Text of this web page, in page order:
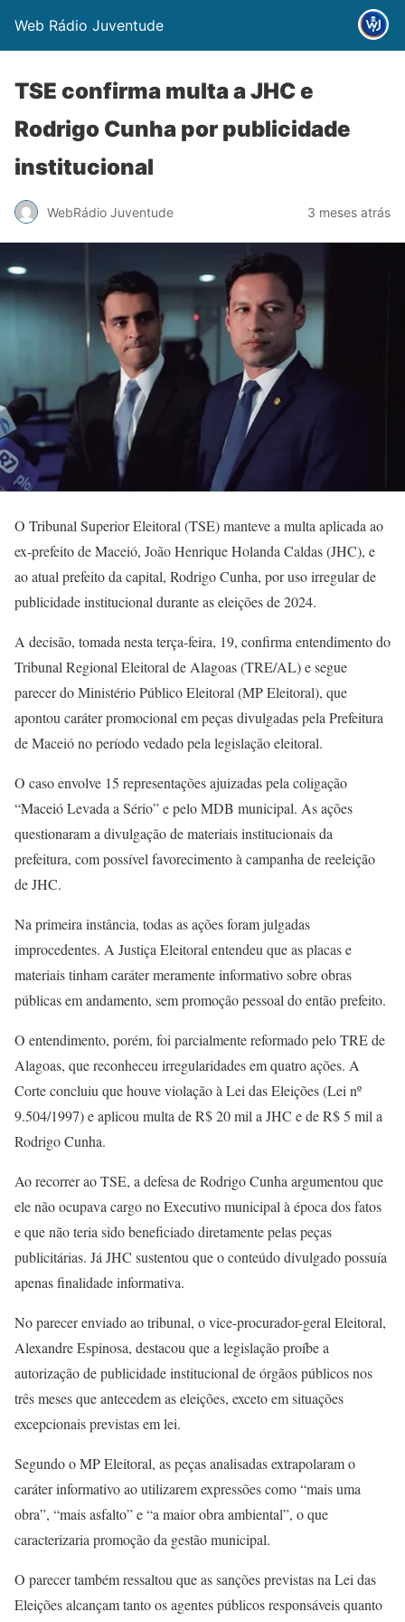
Web Rádio Juventude
TSE confirma multa a JHC e
Rodrigo Cunha por publicidade
institucional
WebRádio Juventude 3 meses atrás
O Tribunal Superior Eleitoral (TSE) manteve a multa aplicada ao
ex-prefeito de Maceió, João Henrique Holanda Caldas (JHC), e
ao atual prefeito da capital, Rodrigo Cunha, por uso irregular de
publicidade institucional durante as eleições de 2024.
A decisão, tomada nesta terça-feira, 19, confirma entendimento do
Tribunal Regional Eleitoral de Alagoas (TRE/AL) e segue
parecer do Ministério Público Eleitoral (MP Eleitoral), que
apontou caráter promocional em peças divulgadas pela Prefeitura
de Maceió no período vedado pela legislação eleitoral.
O caso envolve 15 representações ajuizadas pela coligação
“Maceió Levada a Sério” e pelo MDB municipal. As ações
questionaram a divulgação de materiais institucionais da
prefeitura, com possível favorecimento à campanha de reeleição
de JHC.
Na primeira instância, todas as ações foram julgadas
improcedentes. A Justiça Eleitoral entendeu que as placas e
materiais tinham caráter meramente informativo sobre obras
públicas em andamento, sem promoção pessoal do então prefeito.
O entendimento, porém, foi parcialmente reformado pelo TRE de
Alagoas, que reconheceu irregularidades em quatro ações. A
Corte concluiu que houve violação à Lei das Eleições (Lei nº
9.504/1997) e aplicou multa de R$ 20 mil a JHC e de R$ 5 mil a
Rodrigo Cunha.
Ao recorrer ao TSE, a defesa de Rodrigo Cunha argumentou que
ele não ocupava cargo no Executivo municipal à época dos fatos
e que não teria sido beneficiado diretamente pelas peças
publicitárias. Já JHC sustentou que o conteúdo divulgado possuía
apenas finalidade informativa.
No parecer enviado ao tribunal, o vice-procurador-geral Eleitoral,
Alexandre Espinosa, destacou que a legislação proíbe a
autorização de publicidade institucional de órgãos públicos nos
três meses que antecedem as eleições, exceto em situações
excepcionais previstas em lei.
Segundo o MP Eleitoral, as peças analisadas extrapolaram o
caráter informativo ao utilizarem expressões como “mais uma
obra”, “mais asfalto” e “a maior obra ambiental”, o que
caracterizaria promoção da gestão municipal.
O parecer também ressaltou que as sanções previstas na Lei das
Eleições alcançam tanto os agentes públicos responsáveis quanto